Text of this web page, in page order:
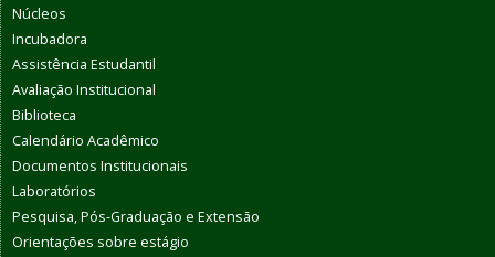
Núcleos
Incubadora
Assistência Estudantil
Avaliação Institucional
Biblioteca
Calendário Acadêmico
Documentos Institucionais
Laboratórios
Pesquisa, Pós-Graduação e Extensão
Orientações sobre estágio